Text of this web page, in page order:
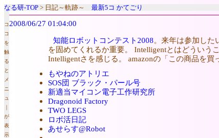
なる研-TOP > 日記～軌跡～ 最新5コ かてごり
コ
コ
を
触
る
と
メ
ニ
ュ
｜
が
表
示
2008/06/27 01:04:00
知能ロボットコンテスト2008。来年は参加した
を固めてくれるか重要。 Intelligentとはどういう
Intelligentさを感じる。 amazonの「この商品を買
もやねのアトリエ
SOS団 ブラック・パール号
新適当マイコン電子工作研究所
Dragonoid Factory
TWO LEGS
ロボ活日記
あせらす@Robot